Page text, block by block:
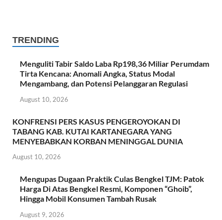
TRENDING
Menguliti Tabir Saldo Laba Rp198,36 Miliar Perumdam
Tirta Kencana: Anomali Angka, Status Modal
Mengambang, dan Potensi Pelanggaran Regulasi
August 10, 2026
KONFRENSI PERS KASUS PENGEROYOKAN DI
TABANG KAB. KUTAI KARTANEGARA YANG
MENYEBABKAN KORBAN MENINGGAL DUNIA
August 10, 2026
Mengupas Dugaan Praktik Culas Bengkel TJM: Patok
Harga Di Atas Bengkel Resmi, Komponen “Ghoib”,
Hingga Mobil Konsumen Tambah Rusak
August 9, 2026